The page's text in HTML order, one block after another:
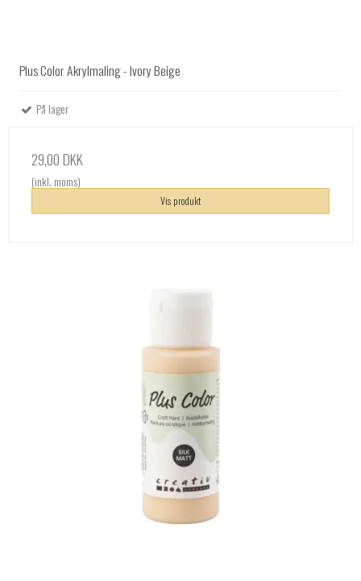
Plus Color Akrylmaling - Ivory Beige
På lager
29,00 DKK
(inkl. moms)
Vis produkt